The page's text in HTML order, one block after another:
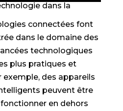
dans la
connectées font
dans le domaine des
technologiques
plus pratiques et
exemple, des appareils
peuvent être
en dehors